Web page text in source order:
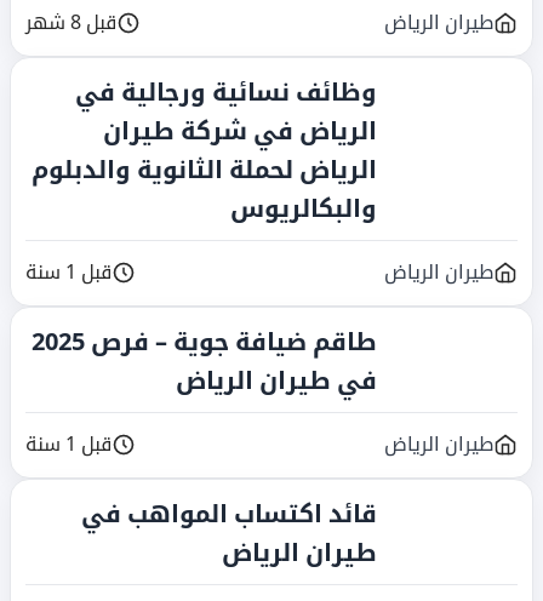
طيران الرياض قبل 8 شهر
وظائف نسائية ورجالية في
الرياض في شركة طيران
الرياض لحملة الثانوية والدبلوم
والبكالريوس
طيران الرياض قبل 1 سنة
طاقم ضيافة جوية – فرص 2025
في طيران الرياض
طيران الرياض قبل 1 سنة
قائد اكتساب المواهب في
طيران الرياض